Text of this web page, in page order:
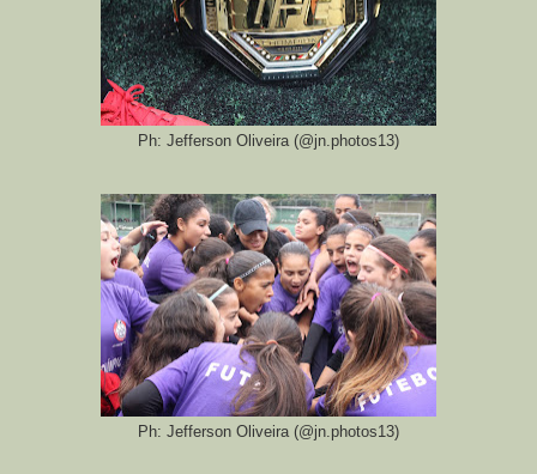
Ph: Jefferson Oliveira (@jn.photos13)
Ph: Jefferson Oliveira (@jn.photos13)